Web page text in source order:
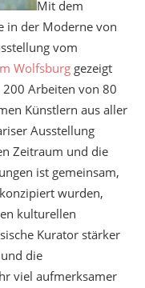
Mit dem
in der Moderne von
vom
Wolfsburg gezeigt
Arbeiten von 80
Künstlern aus aller
Ausstellung
Zeitraum und die
ist gemeinsam,
wurden,
kulturellen
Kurator stärker
die
viel aufmerksamer